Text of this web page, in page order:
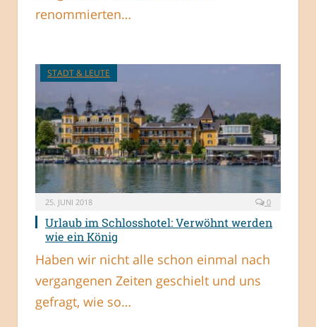
renommierten…
STADT & LEUTE
25. JUNI 2018 0
Urlaub im Schlosshotel: Verwöhnt werden
wie ein König
Haben wir nicht alle schon einmal nach
vergangenen Zeiten geschielt und uns
gefragt, wie so…